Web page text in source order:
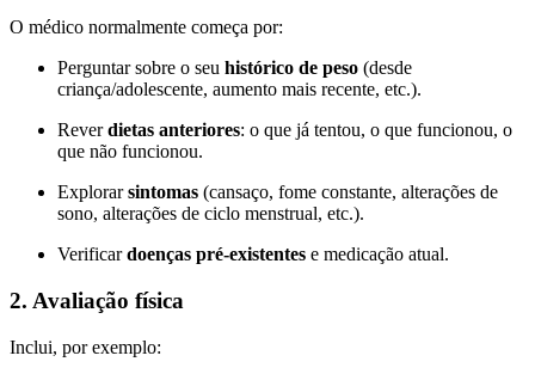
O médico normalmente começa por:
Perguntar sobre o seu histórico de peso (desde
criança/adolescente, aumento mais recente, etc.).
Reverdietas anteriores: o que já tentou, o que funcionou, o
que não funcionou.
Explorarsintomas (cansaço, fome constante, alterações de
sono, alterações de ciclo menstrual, etc.).
Verificardoenças pré-existentes e medicação atual.
2. Avaliação física
Inclui, por exemplo: